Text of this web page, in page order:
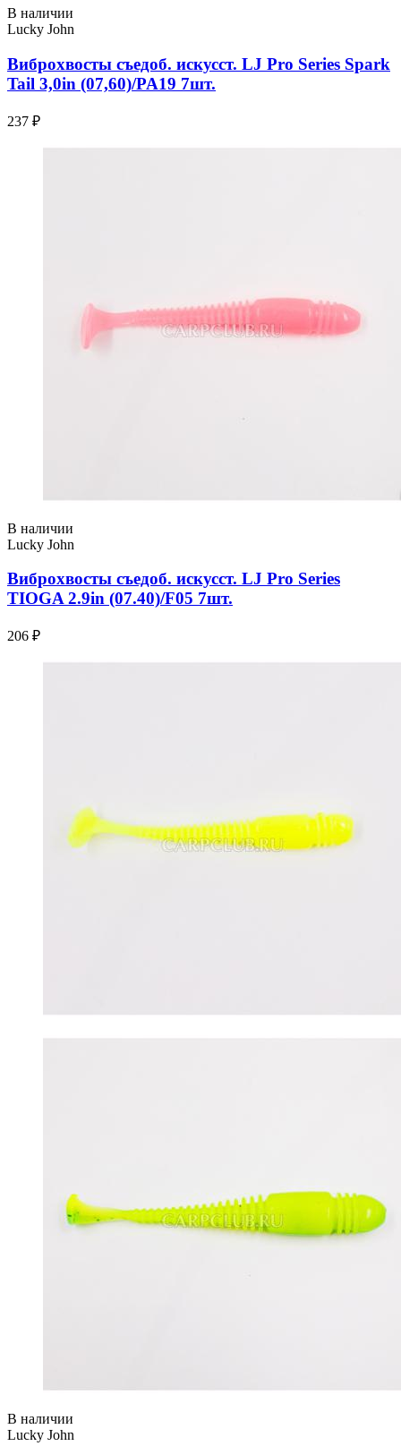
В наличии
Lucky John
Виброхвосты съедоб. искусст. LJ Pro Series Spark
Tail 3,0in (07,60)/PA19 7шт.
237 ₽
В наличии
Lucky John
Виброхвосты съедоб. искусст. LJ Pro Series
TIOGA 2.9in (07.40)/F05 7шт.
206 ₽
В наличии
Lucky John